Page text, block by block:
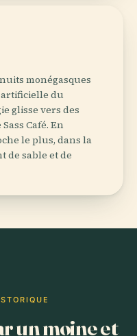
monégasques
du
glisse vers des
Café. En
le plus, dans la
de sable et de
un moine et